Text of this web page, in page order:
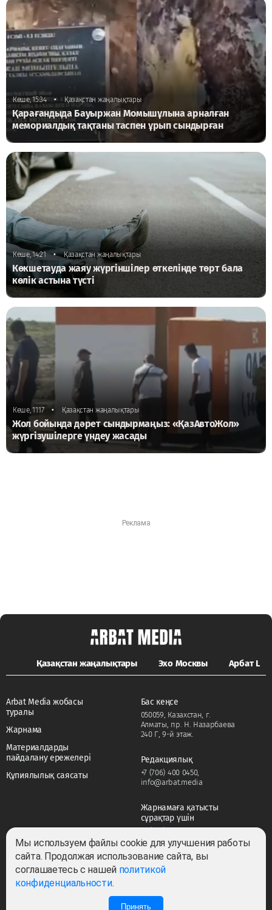
Кеше, 15:34 • Қазақстан жаңалықтары
Қарағандыда Бауыржан Момышұлына арналған
мемориалдық тақтаны таспен ұрып сындырған
Кеше, 14:21 • Қазақстан жаңалықтары
Көкшетауда жаяу жүргіншілер өткелінде төрт бала
көлік астына түсті
Кеше, 11:17 • Қазақстан жаңалықтары
Жол бойында дәрет сындырмаңыз: «ҚазАвтоЖол»
жүргізушілерге үндеу жасады
Қазақстан жаңалықтары Эхо Москвы Арбат LIFE
Arbat Media жобасы
туралы
Жарнама
Материалдарды
пайдалану ережелері
Құпиялылық саясаты
Бас кеңсе
050059, Казахстан, г.
Алматы, пр. Н. Назарбаева
240 Г, 9-й этаж.
Редакциялық
+7 (706) 400 0450,
info@arbat.media
Жарнамаға қатысты
сұрақтар үшін
adv@arbat.media
Мы используем файлы cookie для улучшения работы
сайта. Продолжая использование сайта, вы
соглашаетесь с нашей политикой
конфиденциальности.
Принять